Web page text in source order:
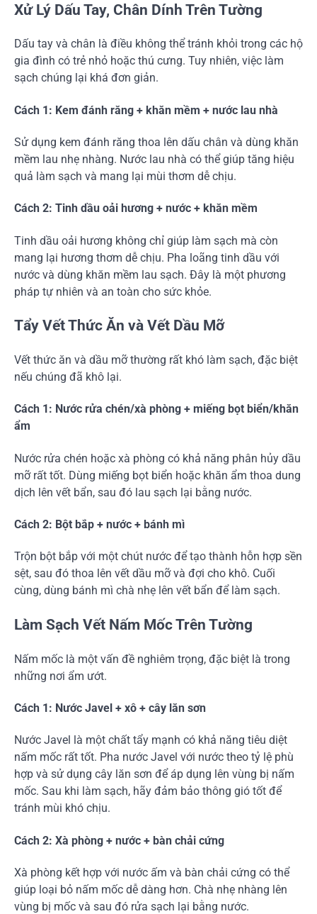
Xử Lý Dấu Tay, Chân Dính Trên Tường
Dấu tay và chân là điều không thể tránh khỏi trong các hộ
gia đình có trẻ nhỏ hoặc thú cưng. Tuy nhiên, việc làm
sạch chúng lại khá đơn giản.
Cách 1: Kem đánh răng + khăn mềm + nước lau nhà
Sử dụng kem đánh răng thoa lên dấu chân và dùng khăn
mềm lau nhẹ nhàng. Nước lau nhà có thể giúp tăng hiệu
quả làm sạch và mang lại mùi thơm dễ chịu.
Cách 2: Tinh dầu oải hương + nước + khăn mềm
Tinh dầu oải hương không chỉ giúp làm sạch mà còn
mang lại hương thơm dễ chịu. Pha loãng tinh dầu với
nước và dùng khăn mềm lau sạch. Đây là một phương
pháp tự nhiên và an toàn cho sức khỏe.
Tẩy Vết Thức Ăn và Vết Dầu Mỡ
Vết thức ăn và dầu mỡ thường rất khó làm sạch, đặc biệt
nếu chúng đã khô lại.
Cách 1: Nước rửa chén/xà phòng + miếng bọt biển/khăn
ẩm
Nước rửa chén hoặc xà phòng có khả năng phân hủy dầu
mỡ rất tốt. Dùng miếng bọt biển hoặc khăn ẩm thoa dung
dịch lên vết bẩn, sau đó lau sạch lại bằng nước.
Cách 2: Bột bắp + nước + bánh mì
Trộn bột bắp với một chút nước để tạo thành hỗn hợp sền
sệt, sau đó thoa lên vết dầu mỡ và đợi cho khô. Cuối
cùng, dùng bánh mì chà nhẹ lên vết bẩn để làm sạch.
Làm Sạch Vết Nấm Mốc Trên Tường
Nấm mốc là một vấn đề nghiêm trọng, đặc biệt là trong
những nơi ẩm ướt.
Cách 1: Nước Javel + xô + cây lăn sơn
Nước Javel là một chất tẩy mạnh có khả năng tiêu diệt
nấm mốc rất tốt. Pha nước Javel với nước theo tỷ lệ phù
hợp và sử dụng cây lăn sơn để áp dụng lên vùng bị nấm
mốc. Sau khi làm sạch, hãy đảm bảo thông gió tốt để
tránh mùi khó chịu.
Cách 2: Xà phòng + nước + bàn chải cứng
Xà phòng kết hợp với nước ấm và bàn chải cứng có thể
giúp loại bỏ nấm mốc dễ dàng hơn. Chà nhẹ nhàng lên
vùng bị mốc và sau đó rửa sạch lại bằng nước.